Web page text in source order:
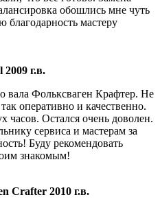
обошлись мне чуть
мастеру
г.в.
вала Фольксваген Крафтер. Не
оперативно и качественно.
часов. Остался очень доволен.
сервиса и мастерам за
Буду рекомендовать
знакомым!
Crafter 2010 г.в.